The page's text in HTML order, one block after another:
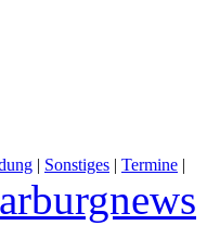
| Sonstiges | Termine |